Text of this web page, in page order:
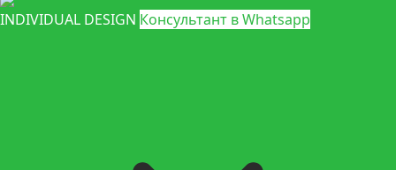
INDIVIDUAL DESIGN Консультант в Whatsapp